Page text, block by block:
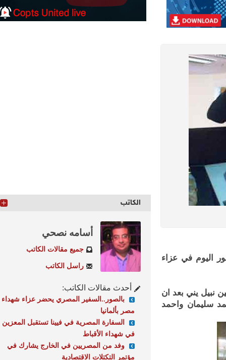
في عزاء
يني بعد ان
سليمان واحمد
الكاتب
أسامه نصحي
جميع مقالات الكاتب
راسل الكاتب
أحدث مقالات الكاتب:
بالصور..السفير المصري يحضر عزاء شهداء
مصر بألمانيا
السفارة المصرية في فيينا تستقبل المعزين
في شهداء الأقباط
وفد من المصريين في الخارج يشارك في
مؤتمر التكتلات الاقتصادية